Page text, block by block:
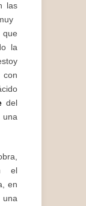
las
que
la
con
del
el
en